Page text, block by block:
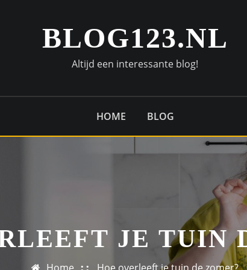
BLOG123.NL
Altijd een interessante blog!
HOME BLOG
JE TUIN